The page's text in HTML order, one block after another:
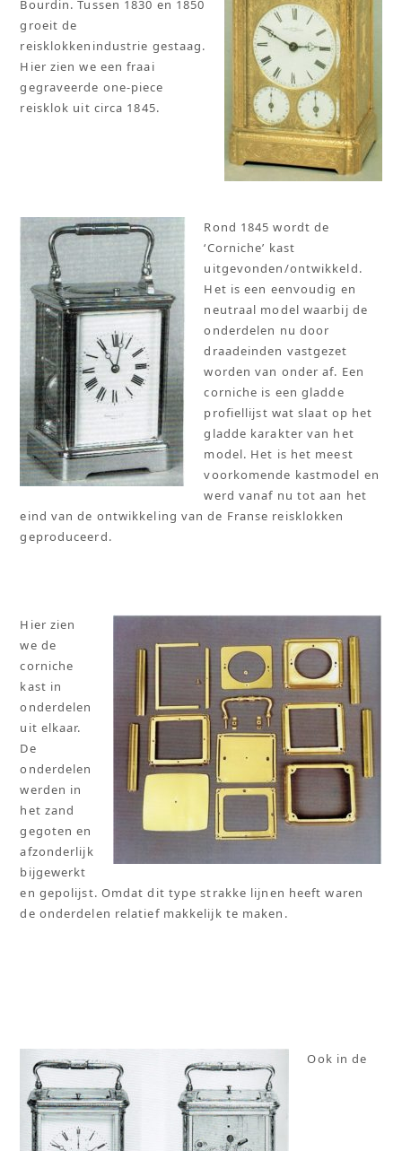
Bourdin. Tussen 1830 en 1850
groeit de
reisklokkenindustrie gestaag.
Hier zien we een fraai
gegraveerde one-piece
reisklok uit circa 1845.
Rond 1845 wordt de
‘Corniche’ kast
uitgevonden/ontwikkeld.
Het is een eenvoudig en
neutraal model waarbij de
onderdelen nu door
draadeinden vastgezet
worden van onder af. Een
corniche is een gladde
profiellijst wat slaat op het
gladde karakter van het
model. Het is het meest
voorkomende kastmodel en
werd vanaf nu tot aan het
eind van de ontwikkeling van de Franse reisklokken
geproduceerd.
Hier zien
we de
corniche
kast in
onderdelen
uit elkaar.
De
onderdelen
werden in
het zand
gegoten en
afzonderlijk
bijgewerkt
en gepolijst. Omdat dit type strakke lijnen heeft waren
de onderdelen relatief makkelijk te maken.
Ook in de